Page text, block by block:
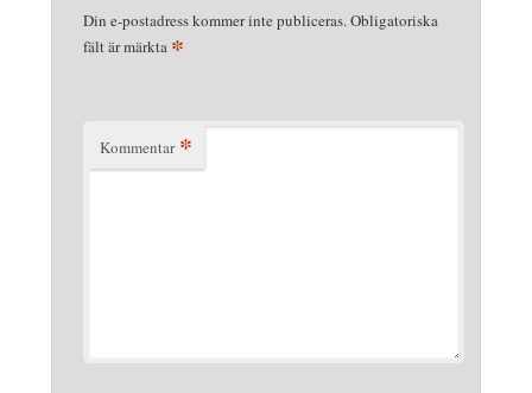
Din e-postadress kommer inte publiceras.Obligatoriska
fält är märkta *
Kommentar *